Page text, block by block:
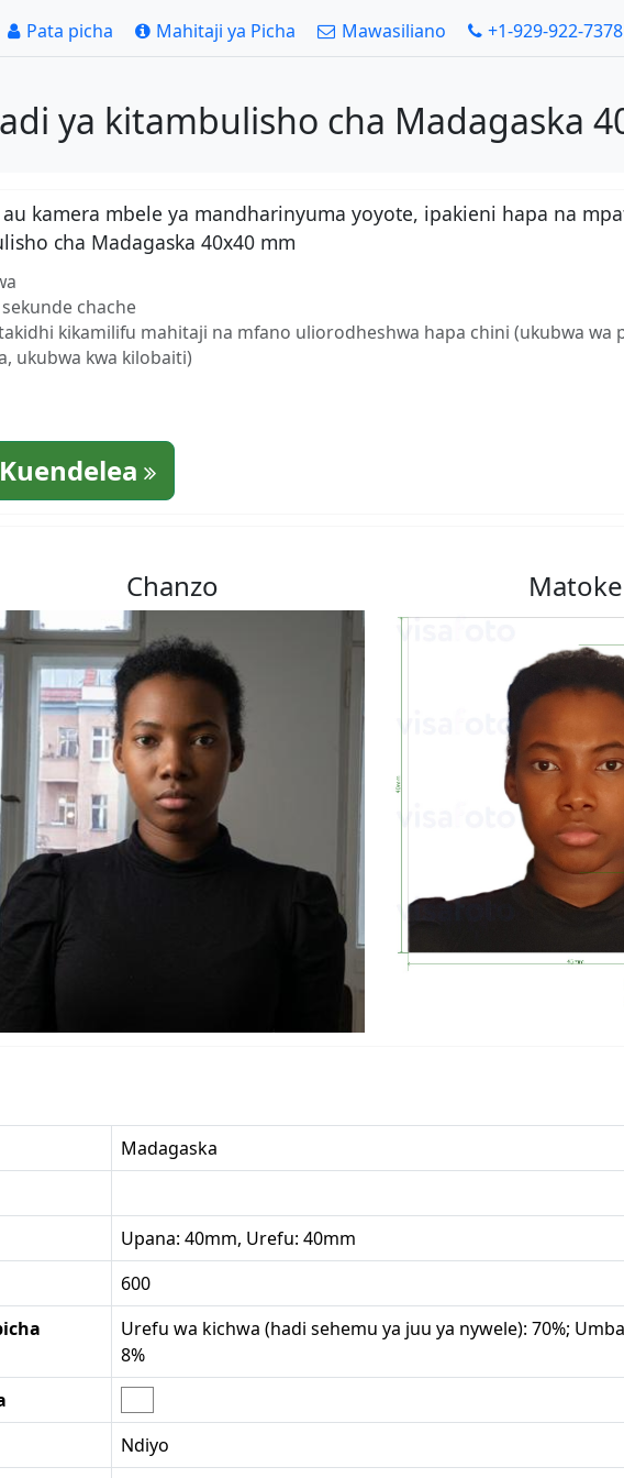
Pata picha Mahitaji ya Picha Mawasiliano +1-929-922-7378
ya kitambulisho cha Madagaska
kamera mbele ya mandharinyuma yoyote, ipakieni hapa na
cha Madagaska 40x40 mm
chache
kikamilifu mahitaji na mfano uliorodheshwa hapa chini (ukubwa wa
ukubwa kwa kilobaiti)
Chanzo
Madagaska
Upana: 40mm, Urefu: 40mm
600
Urefu wa kichwa (hadi sehemu ya juu ya nywele): 70%;
8%
Ndiyo